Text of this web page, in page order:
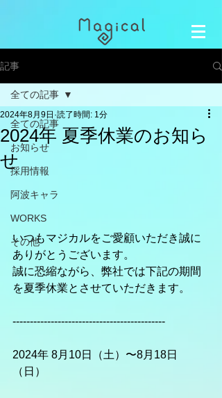
記事
全ての記事
お知らせ
採用情報
阿波キャラ
WORKS
その他
全ての記事
2024年 夏季休業のお知ら
せ
2024年8月9日 読了時間: 1分
いつもマジカルをご愛顧いただき誠に
ありがとうございます。
誠に恐縮ながら、弊社では下記の期間
を夏季休業とさせていただきます。
--------------------------------------------
2024年 8月10日（土）〜8月18日
（日）